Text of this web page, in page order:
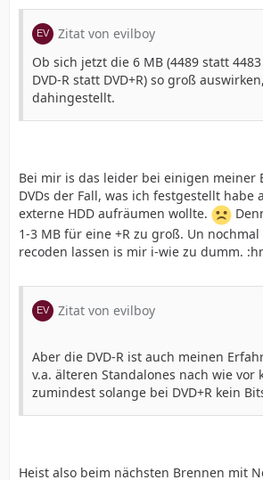
Zitat von evilboy
Ob sich jetzt die 6 MB (4489 statt
DVD-R statt DVD+R) so groß
dahingestellt.
Bei mir is das leider bei einigen meiner
DVDs der Fall, was ich festgestellt habe
externe HDD aufräumen wollte.
1-3 MB für eine +R zu groß. Un
recoden lassen is mir i-wie zu dumm.
Zitat von evilboy
Aber die DVD-R ist auch meinen
v.a. älteren Standalones nach wie vor
zumindest solange bei DVD+R kein
Heist also beim nächsten Brennen mit